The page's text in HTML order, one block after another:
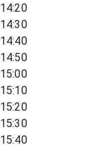
14:20
14:30
14:40
14:50
15:00
15:10
15:20
15:30
15:40